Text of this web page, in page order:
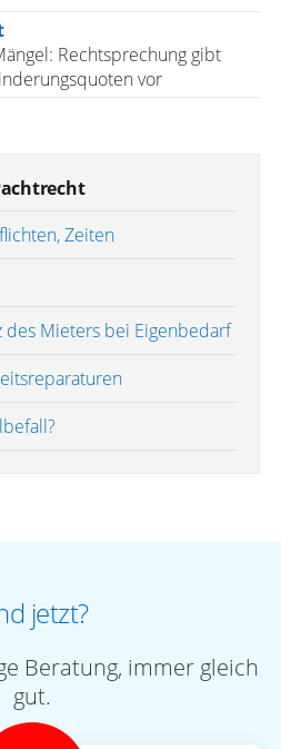
Rechtsprechung gibt
vor
Zeiten
des Mieters bei Eigenbedarf
jetzt?
Beratung, immer gleich
gut.